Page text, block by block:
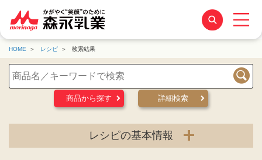
HOME レシピ 検索結果
検索
商品から探す
詳細検索
レシピの基本情報